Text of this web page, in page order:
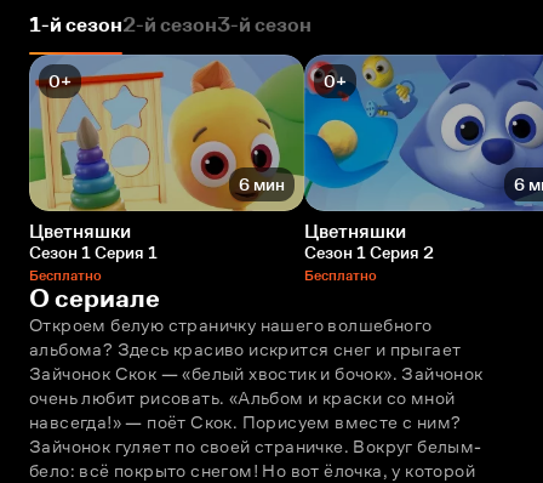
1-й сезон2-й сезон3-й сезон
0+
6 мин
Цветняшки
Сезон 1 Серия 1
Бесплатно
0+
6
Цветняшки
Сезон 1 Серия 2
Бесплатно
О сериале
Откроем белую страничку нашего волшебного
альбома? Здесь красиво искрится снег и прыгает
Зайчонок Скок — «белый хвостик и бочок». Зайчонок
очень любит рисовать. «Альбом и краски со мной
навсегда!» — поёт Скок. Порисуем вместе с ним?
Зайчонок гуляет по своей страничке. Вокруг белым-
бело: всё покрыто снегом! Но вот ёлочка, у которой